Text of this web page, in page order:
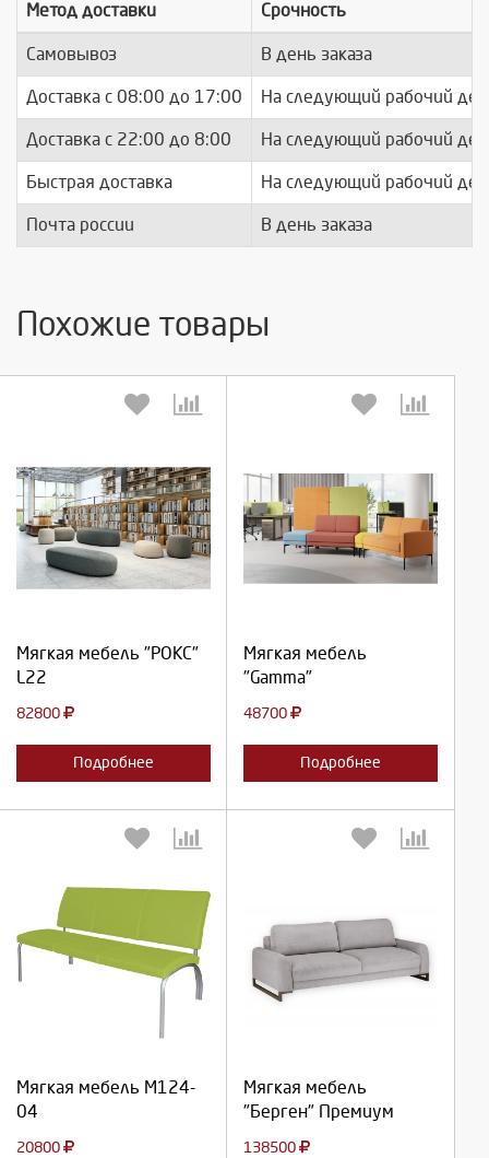
Метод доставки Срочность
Самовывоз В день заказа
Доставка c 08:00 до 17:00 На следующий рабочий
Доставка с 22:00 до 8:00 На следующий рабочий
Быстрая доставка На следующий рабочий
Почта россии В день заказа
Похожие товары
Мягкая мебель "РОКС"
L22
82800
Подробнее
Выберите количество:
Мягкая мебель
"Gamma"
48700
Подробнее
Выберите количество:
Мягкая мебель М124-
04
20800
Выберите количество:
Мягкая мебель
"Берген" Премиум
138500
Выберите количество:
Отмена